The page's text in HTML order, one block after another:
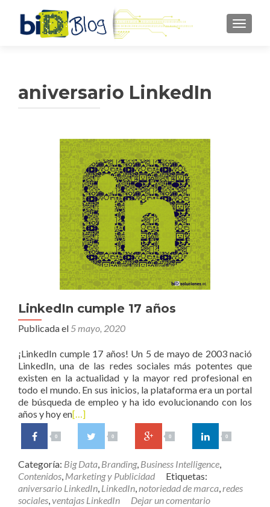
aniversario LinkedIn
LinkedIn cumple 17 años
Publicada el 5 mayo, 2020
¡LinkedIn cumple 17 años! Un 5 de mayo de 2003 nació
LinkedIn, una de las redes sociales más potentes que
existen en la actualidad y la mayor red profesional en
todo el mundo. En sus inicios, la plataforma era un portal
de búsqueda de empleo y ha ido evolucionando con los
años y hoy en[…]
0 0 0 0
Categoría: Big Data, Branding, Business Intelligence,
Contenidos, Marketing y Publicidad
Etiquetas:
aniversario LinkedIn, LinkedIn,notoriedad de marca,redes
sociales,ventajas LinkedIn Dejar un comentario